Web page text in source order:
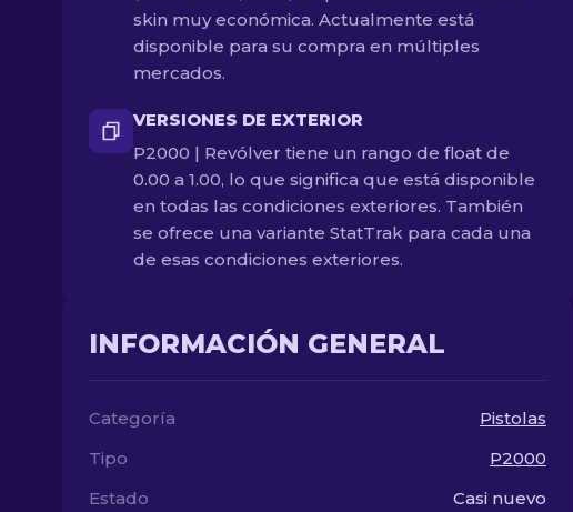
skin muy económica. Actualmente está
disponible para su compra en múltiples
mercados.
VERSIONES DE EXTERIOR
P2000 | Revólver tiene un rango de float de
0.00 a 1.00, lo que significa que está disponible
en todas las condiciones exteriores. También
se ofrece una variante StatTrak para cada una
de esas condiciones exteriores.
INFORMACIÓN GENERAL
Categoría
Pistolas
Tipo
P2000
Estado
Casi nuevo